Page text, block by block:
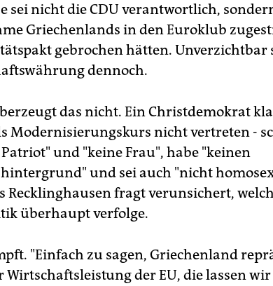
sei nicht die CDU verantwortlich,
Griechenlands in den Euroklub
gebrochen hätten. Unverzichtbar
dennoch.
das nicht. Ein Christdemokrat
Modernisierungskurs nicht vertreten -
und "keine Frau", habe "keinen
und sei auch "nicht
Recklinghausen fragt verunsichert,
überhaupt verfolge.
"Einfach zu sagen, Griechenland
Wirtschaftsleistung der EU, die lassen